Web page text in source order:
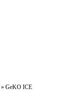
» GeKO ICE